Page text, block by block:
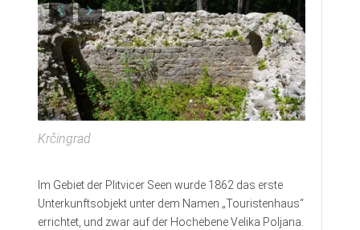
Krčingrad
Im Gebiet der Plitvicer Seen wurde 1862 das erste
Unterkunftsobjekt unter dem Namen „Touristenhaus“
errichtet, und zwar auf der Hochebene Velika Poljana.